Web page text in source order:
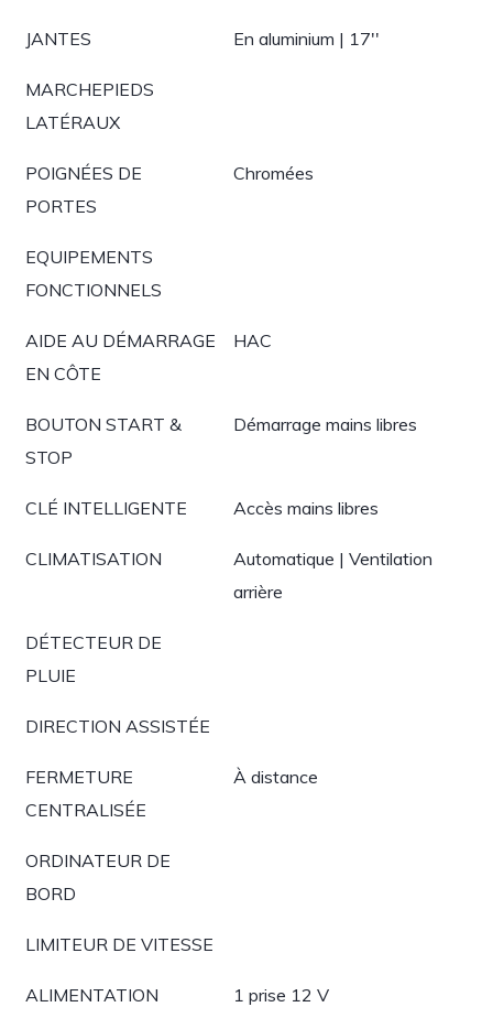
JANTES En aluminium | 17''
MARCHEPIEDS
LATÉRAUX
POIGNÉES DE
PORTES
Chromées
EQUIPEMENTS
FONCTIONNELS
AIDE AU DÉMARRAGE
EN CÔTE
HAC
BOUTON START &
STOP
Démarrage mains libres
CLÉ INTELLIGENTE Accès mains libres
CLIMATISATION
Automatique | Ventilation
arrière
DÉTECTEUR DE
PLUIE
DIRECTION ASSISTÉE
FERMETURE
CENTRALISÉE
À distance
ORDINATEUR DE
BORD
LIMITEUR DE VITESSE
ALIMENTATION
1 prise 12 V